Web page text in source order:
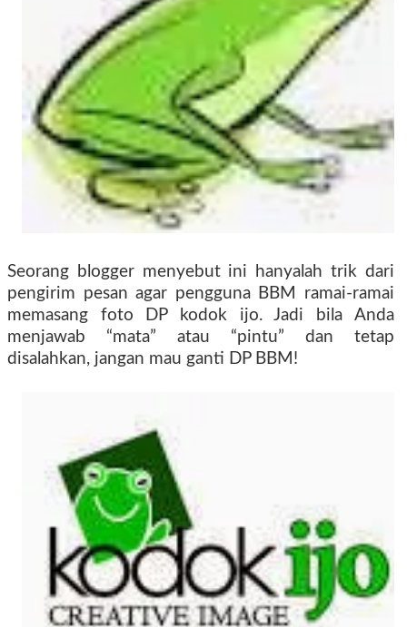
Seorang blogger menyebut ini hanyalah trik dari
pengirim pesan agar pengguna BBM ramai-ramai
memasang foto DP kodok ijo. Jadi bila Anda
menjawab “mata” atau “pintu” dan tetap
disalahkan, jangan mau ganti DP BBM!